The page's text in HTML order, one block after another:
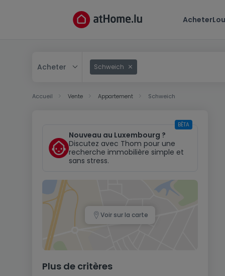
Acheter
Acheter Schweich
Accueil Vente Appartement Schweich
Nouveau au Luxembourg ?
Discutez avec Thom pour une
recherche immobilière simple et
sans stress.
BÊTA
Voir sur la carte
Plus de critères